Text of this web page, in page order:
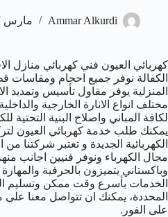
Ammar Alkurdi مارس 27, 2021
كهربائي العيون فني كهربائي منازل
الكفالة نوفر جميع احجام ومقاسات
المنزلية يوفر مقاول تأسيس وتمديد
مختلف انواع الانارة الخارجية
لكافة المباني واصلاح البنية التحتية
يمكنك طلب خدمة كهربائي العيون
الكهربائية الجديدة و تعتبر شركتنا
مجال الكهرباء ونوفر فنيين اجانب
وباكستاني يتميزون بالحرفية
الخدمات بأسرع وقت ممكن وتسليم
على الفور.